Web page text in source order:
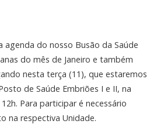
agenda do nosso Busão da Saúde
do mês de Janeiro e também
nesta terça (11), que estaremos
de Saúde Embriões I e II, na
Para participar é necessário
na respectiva Unidade.